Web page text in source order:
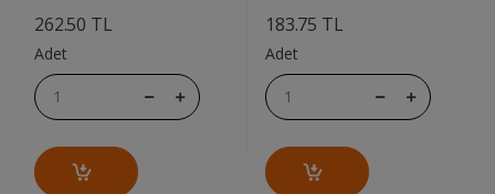
262.50 TL
Adet
183.75 TL
Adet